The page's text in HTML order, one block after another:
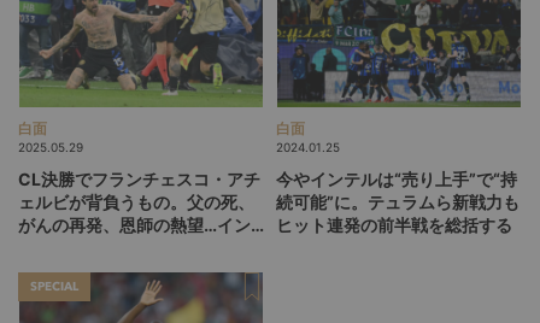
白面
2025.05.29
CL決勝でフランチェスコ・アチ
ェルビが背負うもの。父の死、
がんの再発、恩師の熱望…イン
生き様
白面
2024.01.25
今やインテルは“売り上手”で“持
続可能”に。テュラムら新戦力も
ヒット連発の前半戦を総括する
SPECIAL